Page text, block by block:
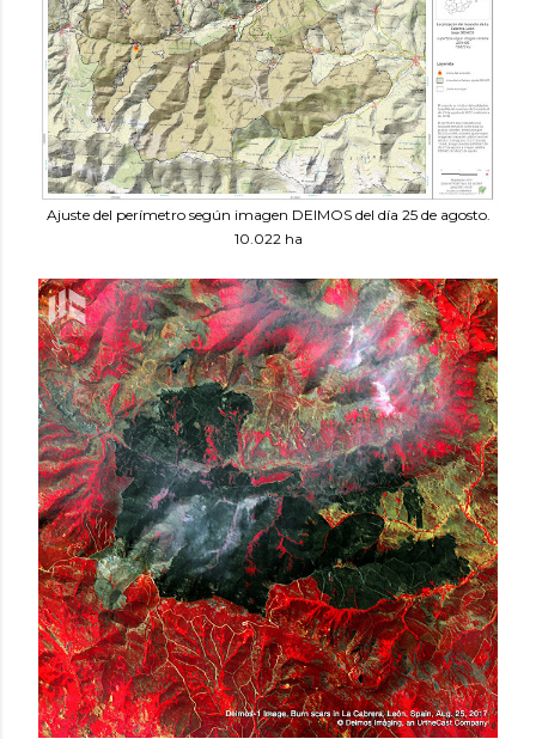
Ajuste del perímetro según imagen DEIMOS del día 25 de agosto.
10.022 ha